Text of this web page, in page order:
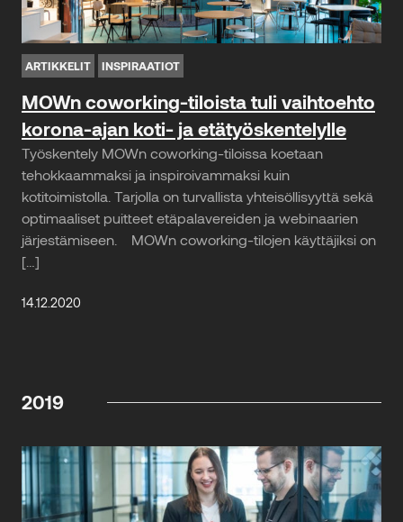
ARTIKKELIT INSPIRAATIOT
MOWn coworking-tiloista tuli vaihtoehto
korona-ajan koti- ja etätyöskentelylle
Työskentely MOWn coworking-tiloissa koetaan
tehokkaammaksi ja inspiroivammaksi kuin
kotitoimistolla. Tarjolla on turvallista yhteisöllisyyttä sekä
optimaaliset puitteet etäpalavereiden ja webinaarien
järjestämiseen. MOWn coworking-tilojen käyttäjiksi on
[…]
14.12.2020
2019